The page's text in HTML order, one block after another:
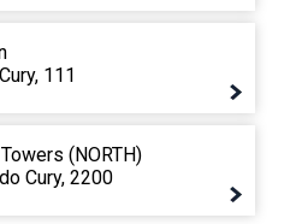
111
(NORTH)
Cury, 2200